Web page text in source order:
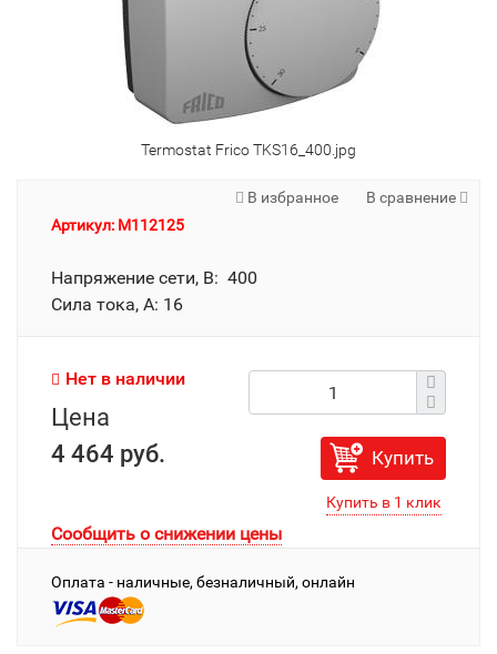
Termostat Frico TKS16_400.jpg
В избранное
В сравнение
Артикул: M112125
Напряжение сети, В: 400
Сила тока, А: 16
Нет в наличии
Цена
4 464 руб.
Купить
Сообщить о снижении цены
Оплата - наличные, безналичный, онлайн